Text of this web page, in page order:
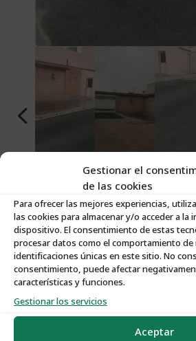
Gestionar el
de las cookies
Para ofrecer las mejores experiencias,
las cookies para almacenar y/o acceder a la
dispositivo. El consentimiento de estas
procesar datos como el comportamiento de
identificaciones únicas en este sitio. No
consentimiento, puede afectar
características y funciones.
Gestionar los servicios
Aceptar
Características:
Nº de Propiedad:S209